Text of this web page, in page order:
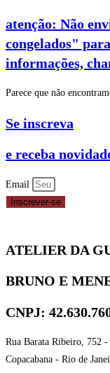
atenção: Não
congelados"
informações,
Parece que não
Se inscreva
e receba
Email
Inscrever-se
ATELIER DA
BRUNO E
CNPJ:
Rua Barata Ribeiro, 752
Copacabana - Rio de